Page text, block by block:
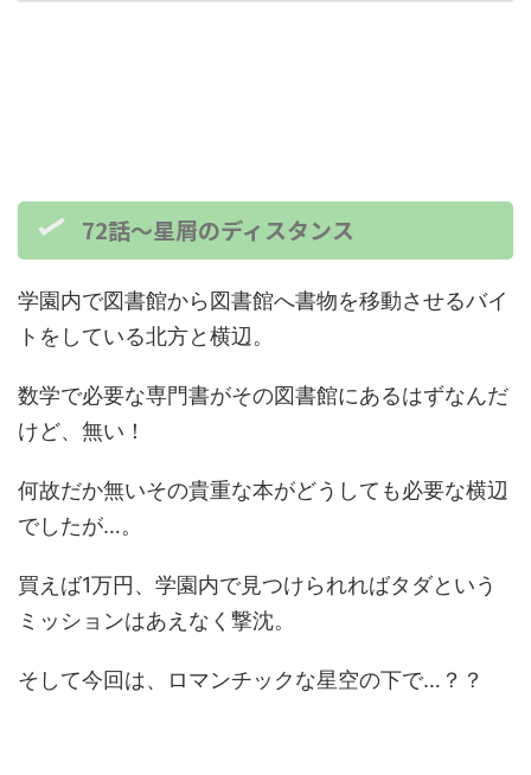
72話～星屑のディスタンス
学園内で図書館から図書館へ書物を移動させるバイ
トをしている北方と横辺。
数学で必要な専門書がその図書館にあるはずなんだ
けど、無い！
何故だか無いその貴重な本がどうしても必要な横辺
でしたが…。
買えば1万円、学園内で見つけられればタダという
ミッションはあえなく撃沈。
そして今回は、ロマンチックな星空の下で…？？